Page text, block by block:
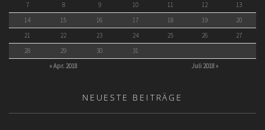
« Apr. 2018 Juli 2018 »
7
8 9 10 11 12
13
14
15 16 17 18 19
20
21
22 23 24 25 26
27
28
29 30 31
NEUESTE BEITRÄGE